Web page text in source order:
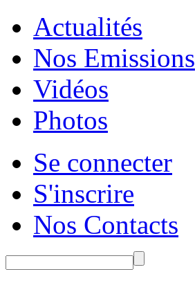
Actualités
Nos Emissions
Vidéos
Photos
Se connecter
S'inscrire
Nos Contacts